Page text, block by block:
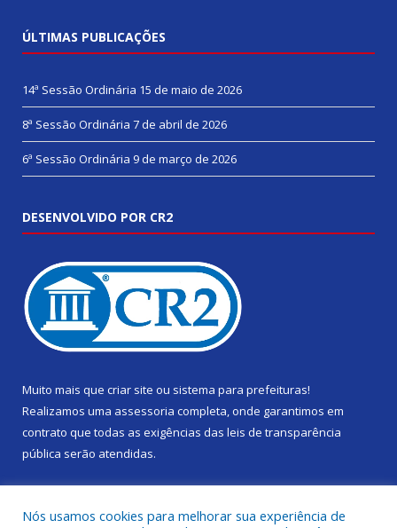
ÚLTIMAS PUBLICAÇÕES
14ª Sessão Ordinária 15 de maio de 2026
8ª Sessão Ordinária 7 de abril de 2026
6ª Sessão Ordinária 9 de março de 2026
DESENVOLVIDO POR CR2
Muito mais que criar site ou sistema para prefeituras!
Realizamos uma assessoria completa, onde garantimos em
contrato que todas as exigências das leis de transparência
pública serão atendidas.
Nós usamos cookies para melhorar sua experiência de